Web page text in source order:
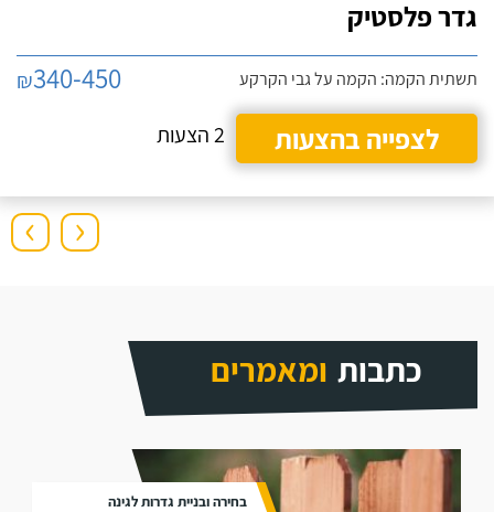
גדר פלסטיק
תשתית הקמה: הקמה על גבי הקרקע ₪340-450
לצפייה בהצעות
2 הצעות
› ‹
כתבות ומאמרים
בחירה ובניית גדרות לגינה